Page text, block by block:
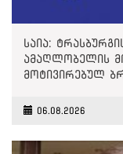
საია:
ამაღლობელის
მოტივირებულ
06.08.2026